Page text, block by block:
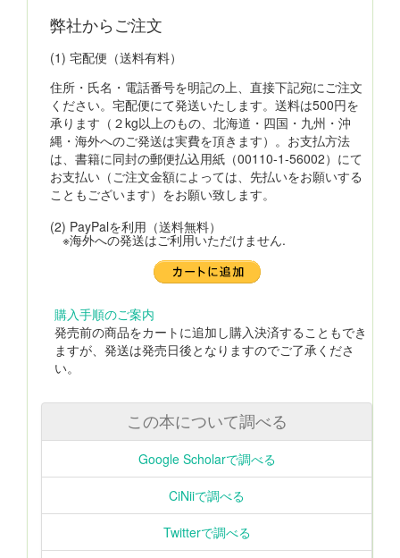
弊社からご注文
(1) 宅配便（送料有料）
住所・氏名・電話番号を明記の上、直接下記宛にご注文
ください。宅配便にて発送いたします。送料は500円を
承ります（２kg以上のもの、北海道・四国・九州・沖
縄・海外へのご発送は実費を頂きます）。お支払方法
は、書籍に同封の郵便払込用紙（00110-1-56002）にて
お支払い（ご注文金額によっては、先払いをお願いする
こともございます）をお願い致します。
(2) PayPalを利用（送料無料）
※海外への発送はご利用いただけません.
購入手順のご案内
発売前の商品をカートに追加し購入決済することもでき
ますが、発送は発売日後となりますのでご了承くださ
い。
この本について調べる
Google Scholarで調べる
CiNiiで調べる
Twitterで調べる